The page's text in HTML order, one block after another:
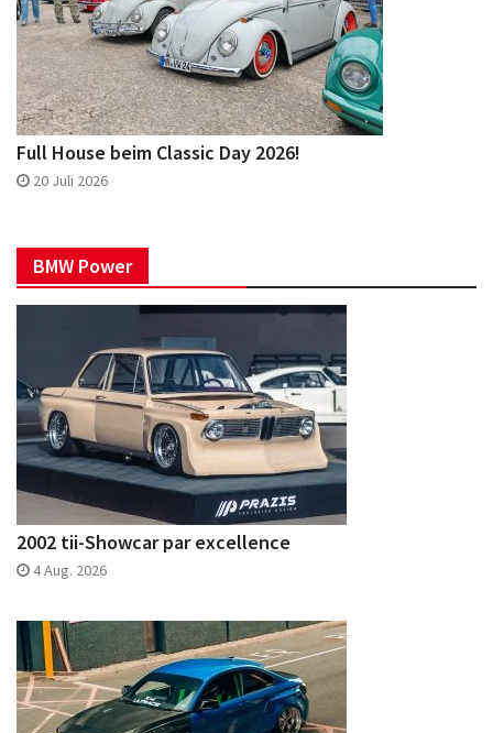
Full House beim Classic Day 2026!
20 Juli 2026
BMW Power
2002 tii-Showcar par excellence
4 Aug. 2026